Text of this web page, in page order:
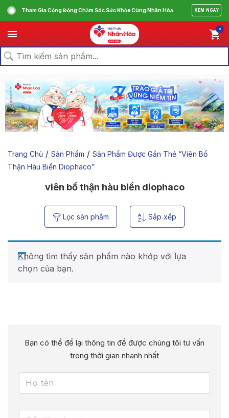
Tham Gia Cộng Động Chăm Sóc Sức Khỏe Cùng Nhân Hòa XEM NGAY
0
Trang Chủ / Sản Phẩm / Sản Phẩm Được Gắn Thẻ “viên Bổ
Thận Hàu Biển Diophaco”
viên bổ thận hàu biển diophaco
Lọc sản phẩm Sắp xếp
Không tìm thấy sản phẩm nào khớp với lựa
chọn của bạn.
Bạn có thể để lại thông tin để được chúng tôi tư vấn
trong thời gian nhanh nhất